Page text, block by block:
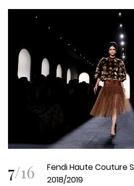
7/16
Fendi Haute Couture
2018/2019